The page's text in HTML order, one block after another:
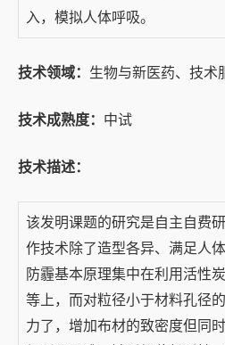
入，模拟人体呼吸。
技术领域： 生物与新医药、技术
技术成熟度： 中试
技术描述：
该发明课题的研究是自主自费
作技术除了造型各异、满足人
防霾基本原理集中在利用活性
等上，而对粒径小于材料孔径
力了，增加布材的致密度但同